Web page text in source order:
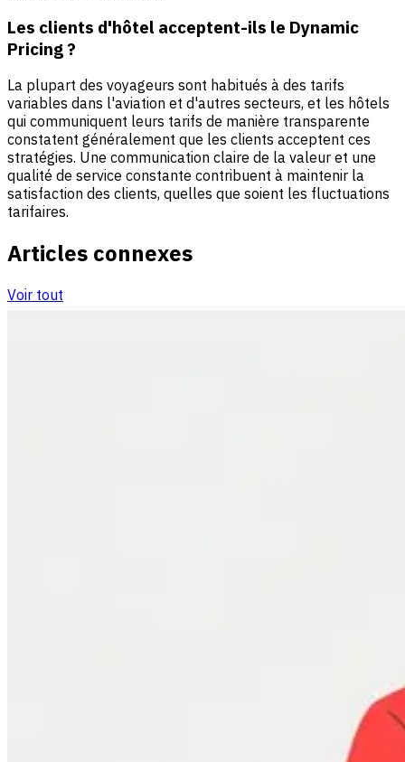
Les clients d'hôtel acceptent-ils le Dynamic
Pricing ?
La plupart des voyageurs sont habitués à des tarifs
variables dans l'aviation et d'autres secteurs, et les hôtels
qui communiquent leurs tarifs de manière transparente
constatent généralement que les clients acceptent ces
stratégies. Une communication claire de la valeur et une
qualité de service constante contribuent à maintenir la
satisfaction des clients, quelles que soient les fluctuations
tarifaires.
Articles connexes
Voir tout